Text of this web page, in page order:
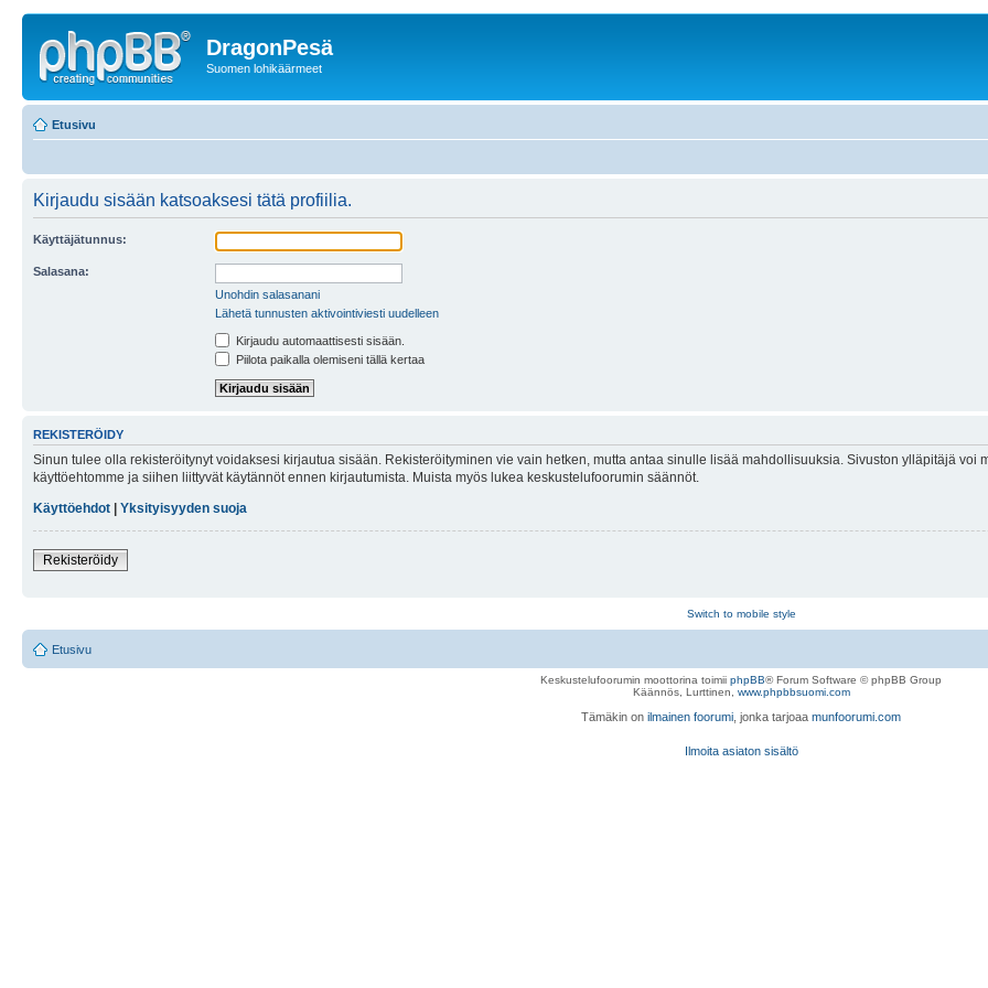
DragonPesä
Suomen lohikäärmeet
Etusivu
Kirjaudu sisään katsoaksesi tätä profiilia.
Käyttäjätunnus:
Salasana:
Unohdin salasanani
Lähetä tunnusten aktivointiviesti uudelleen
Kirjaudu automaattisesti sisään.
Piilota paikalla olemiseni tällä kertaa
REKISTERÖIDY
Sinun tulee olla rekisteröitynyt voidaksesi kirjautua sisään. Rekisteröityminen vie vain hetken, mutta antaa sinulle lisää mahdollisuuksia. Sivuston ylläpitäjä
käyttöehtomme ja siihen liittyvät käytännöt ennen kirjautumista. Muista myös lukea keskustelufoorumin säännöt.
Käyttöehdot
Yksityisyyden suoja
Rekisteröidy
Switch to mobile style
Etusivu
Keskustelufoorumin moottorina toimii phpBB® Forum Software © phpBB Group
Käännös, Lurttinen, www.phpbbsuomi.com
Tämäkin on ilmainen foorumi , jonka tarjoaa munfoorumi.com
Ilmoita asiaton sisältö